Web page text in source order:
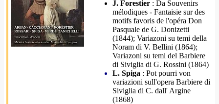
J. Forestier : Da Souvenirs
mélodiques - Fantaisie sur des
motifs favoris de l'opéra Don
Pasquale de G. Donizetti
(1844); Variazoni su temi della
Noram di V. Bellini (1864);
Variazoni su temi del Barbiere
di Siviglia di G. Rossini (1864)
L. Spiga : Pot pourri von
variazioni sull'opera Barbiere di
Siviglia di C. dall' Argine
(1868)